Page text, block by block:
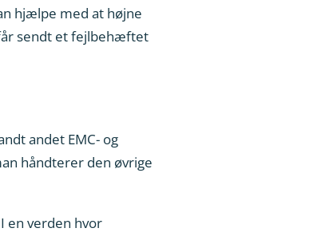
hjælpe med at højne
sendt et fejlbehæftet
andet EMC- og
håndterer den øvrige
en verden hvor